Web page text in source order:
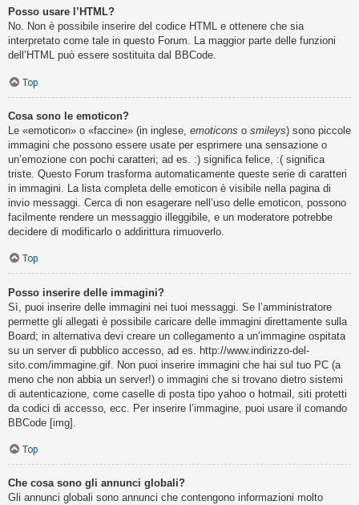
Posso usare l’HTML?
No. Non è possibile inserire del codice HTML e ottenere che sia
interpretato come tale in questo Forum. La maggior parte delle funzioni
dell’HTML può essere sostituita dal BBCode.
Top
Cosa sono le emoticon?
Le «emoticon» o «faccine» (in inglese, emoticons o smileys) sono piccole
immagini che possono essere usate per esprimere una sensazione o
un’emozione con pochi caratteri; ad es. :) significa felice, :( significa
triste. Questo Forum trasforma automaticamente queste serie di caratteri
in immagini. La lista completa delle emoticon è visibile nella pagina di
invio messaggi. Cerca di non esagerare nell’uso delle emoticon, possono
facilmente rendere un messaggio illeggibile, e un moderatore potrebbe
decidere di modificarlo o addirittura rimuoverlo.
Top
Posso inserire delle immagini?
Sì, puoi inserire delle immagini nei tuoi messaggi. Se l’amministratore
permette gli allegati è possibile caricare delle immagini direttamente sulla
Board; in alternativa devi creare un collegamento a un’immagine ospitata
su un server di pubblico accesso, ad es. http://www.indirizzo-del-
sito.com/immagine.gif. Non puoi inserire immagini che hai sul tuo PC (a
meno che non abbia un server!) o immagini che si trovano dietro sistemi
di autenticazione, come caselle di posta tipo yahoo o hotmail, siti protetti
da codici di accesso, ecc. Per inserire l’immagine, puoi usare il comando
BBCode [img].
Top
Che cosa sono gli annunci globali?
Gli annunci globali sono annunci che contengono informazioni molto